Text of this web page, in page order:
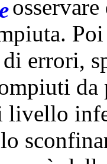
errori,
da
livello